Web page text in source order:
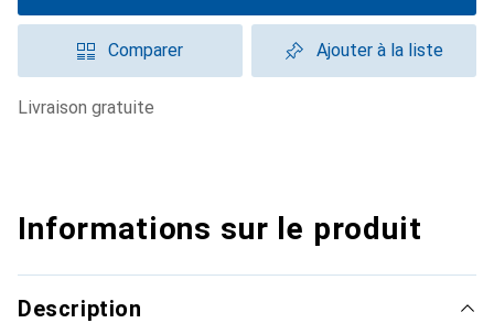
Comparer Ajouter à la liste
livraison gratuite
Informations sur le produit
Description